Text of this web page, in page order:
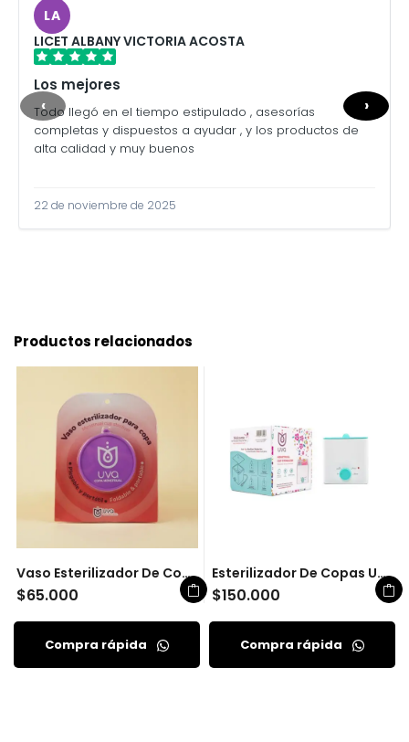
LA
LICET ALBANY VICTORIA ACOSTA
Los mejores
Todo llegó en el tiempo estipulado , asesorías
completas y dispuestos a ayudar , y los productos de
alta calidad y muy buenos
22 de noviembre de 2025
‹ ›
Productos relacionados
Vaso Esterilizador De Copas UVA
$65.000
Compra rápida
Esterilizador De Copas UVA
$150.000
Compra rápida